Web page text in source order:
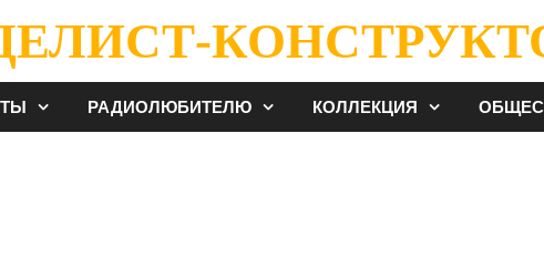
РАДИОЛЮБИТЕЛЮ КОЛЛЕКЦИЯ